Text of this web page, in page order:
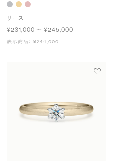
リース
¥231,000 〜 ¥245,000
表示商品： ¥244,000